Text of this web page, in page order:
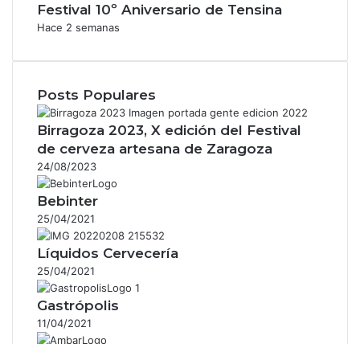
Festival 10º Aniversario de Tensina
Hace 2 semanas
Posts Populares
Birragoza 2023, X edición del Festival
de cerveza artesana de Zaragoza
24/08/2023
Bebinter
25/04/2021
Líquidos Cervecería
25/04/2021
Gastrópolis
11/04/2021